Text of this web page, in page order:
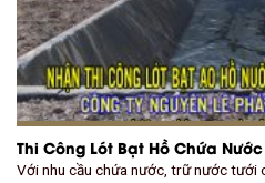
Thi Công Lót Bạt Hồ Chứa
Với nhu cầu chứa nước, trữ nước tưới